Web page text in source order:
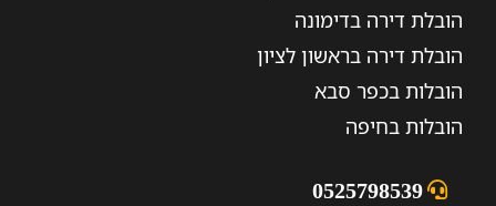
הובלת דירה בדימונה
הובלת דירה בראשון לציון
הובלות בכפר סבא
הובלות בחיפה
0525798539